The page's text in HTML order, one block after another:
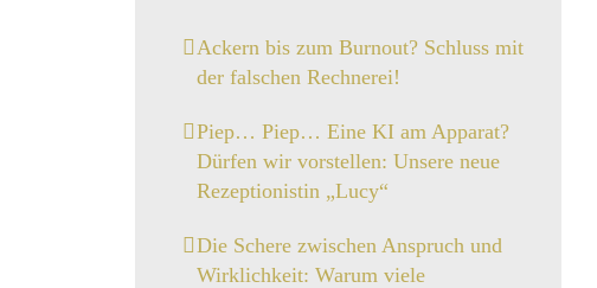
Ackern bis zum Burnout? Schluss mit
der falschen Rechnerei!
Piep… Piep… Eine KI am Apparat?
Dürfen wir vorstellen: Unsere neue
Rezeptionistin „Lucy“
Die Schere zwischen Anspruch und
Wirklichkeit: Warum viele